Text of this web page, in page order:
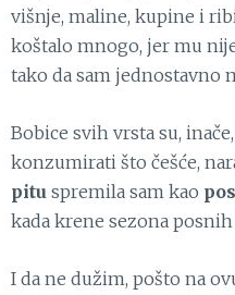
višnje, maline, kupine i
koštalo mnogo, jer mu
tako da sam jednostavno
Bobice svih vrsta su,
konzumirati što češće,
pitu spremila sam kao
kada krene sezona posnih
I da ne dužim, pošto na